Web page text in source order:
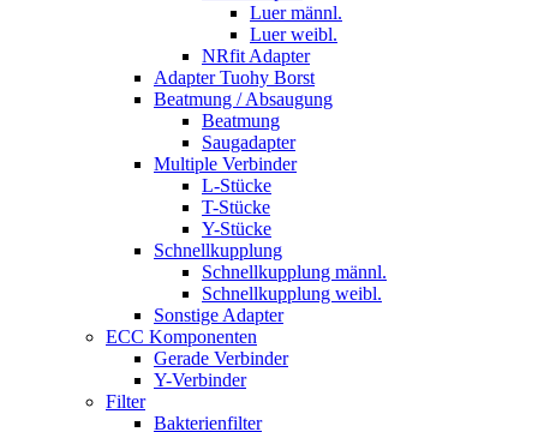
Luer männl.
Luer weibl.
NRfit Adapter
Adapter Tuohy Borst
Beatmung / Absaugung
Beatmung
Saugadapter
Multiple Verbinder
L-Stücke
T-Stücke
Y-Stücke
Schnellkupplung
Schnellkupplung männl.
Schnellkupplung weibl.
Sonstige Adapter
ECC Komponenten
Gerade Verbinder
Y-Verbinder
Filter
Bakterienfilter